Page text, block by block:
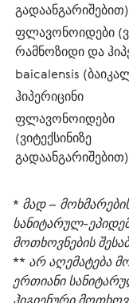
გადაანგარიშებით)
ფლავონოიდები
რამნოზიდი და
baicalensis
ჰიპერიცინი
ფლავონოიდები
(ვიტექსინიზე
გადაანგარიშებით)
* მად –
სანიტარულ-
მოთხოვნების
** არ აღემატება
ერთიანი